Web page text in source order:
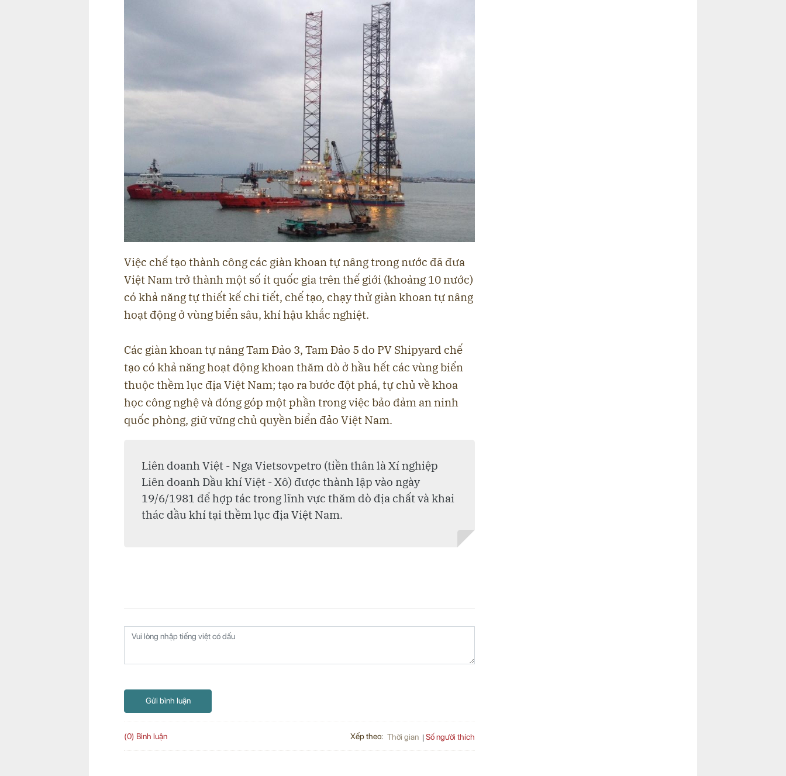
Việc chế tạo thành công các giàn khoan tự nâng trong nước đã đưa
Việt Nam trở thành một số ít quốc gia trên thế giới (khoảng 10 nước)
có khả năng tự thiết kế chi tiết, chế tạo, chạy thử giàn khoan tự nâng
hoạt động ở vùng biển sâu, khí hậu khắc nghiệt.
Các giàn khoan tự nâng Tam Đảo 3, Tam Đảo 5 do PV Shipyard chế
tạo có khả năng hoạt động khoan thăm dò ở hầu hết các vùng biển
thuộc thềm lục địa Việt Nam; tạo ra bước đột phá, tự chủ về khoa
học công nghệ và đóng góp một phần trong việc bảo đảm an ninh
quốc phòng, giữ vững chủ quyền biển đảo Việt Nam.
Liên doanh Việt - Nga Vietsovpetro (tiền thân là Xí nghiệp
Liên doanh Dầu khí Việt - Xô) được thành lập vào ngày
19/6/1981 để hợp tác trong lĩnh vực thăm dò địa chất và khai
thác dầu khí tại thềm lục địa Việt Nam.
Gửi bình luận
(0) Bình luận Xếp theo: Thời gian Số người thích